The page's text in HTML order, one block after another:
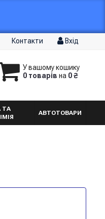
Контакти Вхід
У вашому кошику
0 товарів на 0 ₴
ТА
АВТОТОВАРИ